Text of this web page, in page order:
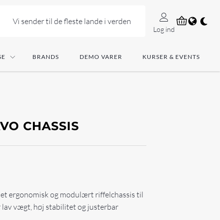
Vi sender til de fleste lande i verden
Log ind
BRANDS DEMO VARER KURSER & EVENTS
CHASSIS
ergonomisk og modulært riffelchassis til
lav vægt, høj stabilitet og justerbar